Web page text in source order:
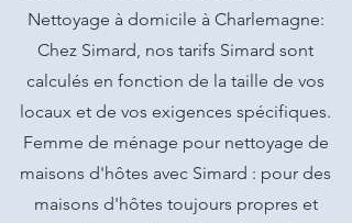
Nettoyage à domicile à Charlemagne:
Chez Simard, nos tarifs Simard sont
calculés en fonction de la taille de vos
locaux et de vos exigences spécifiques.
Femme de ménage pour nettoyage de
maisons d'hôtes avec Simard : pour des
maisons d'hôtes toujours propres et